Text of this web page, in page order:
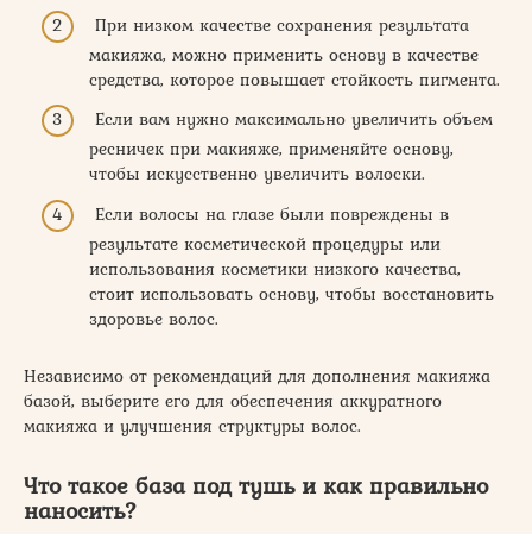
При низком качестве сохранения результата
макияжа, можно применить основу в качестве
средства, которое повышает стойкость пигмента.
Если вам нужно максимально увеличить объем
ресничек при макияже, применяйте основу,
чтобы искусственно увеличить волоски.
Если волосы на глазе были повреждены в
результате косметической процедуры или
использования косметики низкого качества,
стоит использовать основу, чтобы восстановить
здоровье волос.
Независимо от рекомендаций для дополнения макияжа
базой, выберите его для обеспечения аккуратного
макияжа и улучшения структуры волос.
Что такое база под тушь и как правильно
наносить?